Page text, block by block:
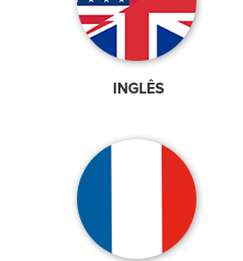
INGLÊS